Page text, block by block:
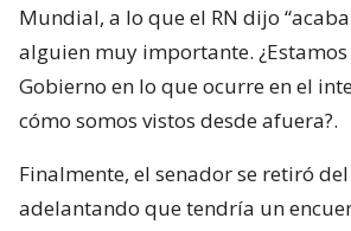
Mundial, a lo que el RN dijo
alguien muy importante.
Gobierno en lo que ocurre en el
cómo somos vistos desde afuera?.
Finalmente, el senador se retiró
adelantando que tendría un